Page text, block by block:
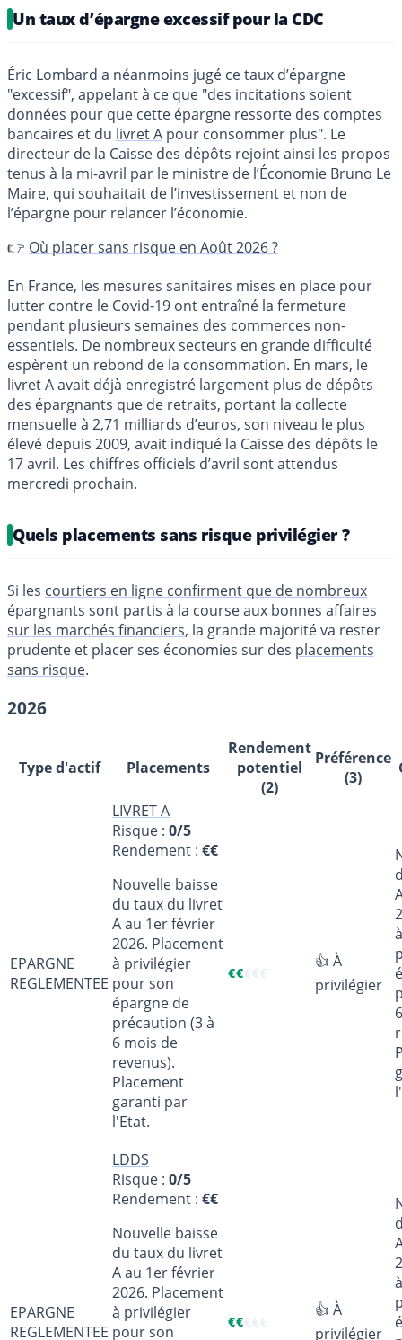
Un taux d’épargne excessif pour la CDC
Éric Lombard a néanmoins jugé ce taux d’épargne
"excessif", appelant à ce que "des incitations soient
données pour que cette épargne ressorte des comptes
bancaires et du livret A pour consommer plus". Le
directeur de la Caisse des dépôts rejoint ainsi les propos
tenus à la mi-avril par le ministre de l’Économie Bruno Le
Maire, qui souhaitait de l’investissement et non de
l’épargne pour relancer l’économie.
👉 Où placer sans risque en Août 2026 ?
En France, les mesures sanitaires mises en place pour
lutter contre le Covid-19 ont entraîné la fermeture
pendant plusieurs semaines des commerces non-
essentiels. De nombreux secteurs en grande difficulté
espèrent un rebond de la consommation. En mars, le
livret A avait déjà enregistré largement plus de dépôts
des épargnants que de retraits, portant la collecte
mensuelle à 2,71 milliards d’euros, son niveau le plus
élevé depuis 2009, avait indiqué la Caisse des dépôts le
17 avril. Les chiffres officiels d’avril sont attendus
mercredi prochain.
Quels placements sans risque privilégier ?
Si les courtiers en ligne confirment que de nombreux
épargnants sont partis à la course aux bonnes affaires
sur les marchés financiers, la grande majorité va rester
prudente et placer ses économies sur des placements
sans risque.
2026
Type d'actif Placements
Rendement
potentiel
(2)
Préférence
(3)
EPARGNE
REGLEMENTEE
LIVRET A
Risque : 0/5
Rendement : €€
Nouvelle baisse
du taux du livret
A au 1er février
2026. Placement
à privilégier
pour son
épargne de
précaution (3 à
6 mois de
revenus).
Placement
garanti par
l'Etat.
€€€€€
👍 À
privilégier
EPARGNE
REGLEMENTEE
LDDS
Risque : 0/5
Rendement : €€
Nouvelle baisse
du taux du livret
A au 1er février
2026. Placement
à privilégier
pour son
€€€€€
👍 À
privilégier